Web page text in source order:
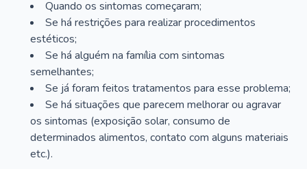
Quando os sintomas começaram;
Se há restrições para realizar procedimentos
estéticos;
Se há alguém na família com sintomas
semelhantes;
Se já foram feitos tratamentos para esse problema;
Se há situações que parecem melhorar ou agravar
os sintomas (exposição solar, consumo de
determinados alimentos, contato com alguns materiais
etc.).